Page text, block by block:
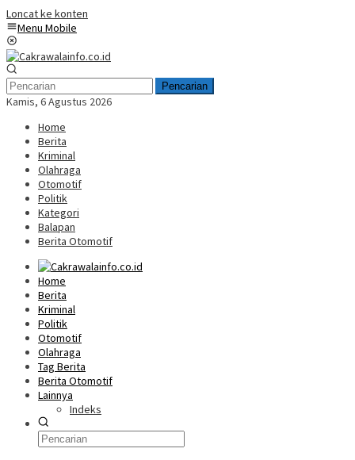
Loncat ke konten
Menu Mobile
Pencarian
Kamis, 6 Agustus 2026
Home
Berita
Kriminal
Olahraga
Otomotif
Politik
Kategori
Balapan
Berita Otomotif
Home
Berita
Kriminal
Politik
Otomotif
Olahraga
Tag Berita
Berita Otomotif
Lainnya
Indeks